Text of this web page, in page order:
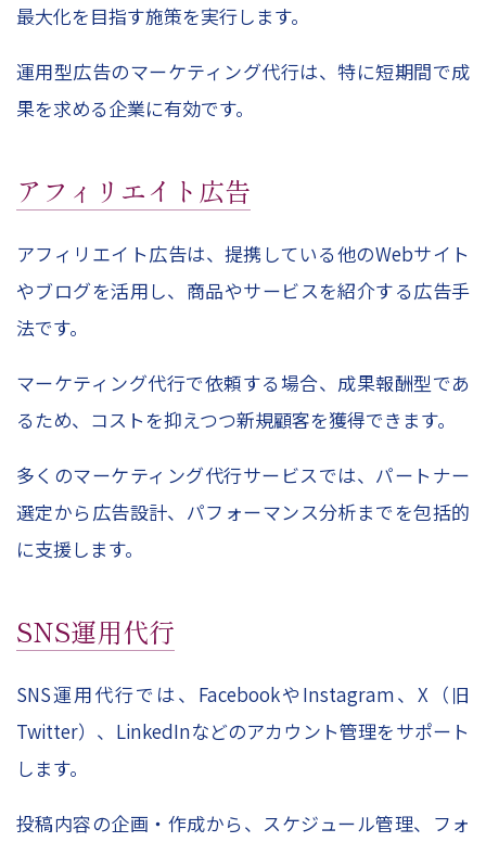
最大化を目指す施策を実行します。
運用型広告のマーケティング代行は、特に短期間で成
果を求める企業に有効です。
アフィリエイト広告
アフィリエイト広告は、提携している他のWebサイト
やブログを活用し、商品やサービスを紹介する広告手
法です。
マーケティング代行で依頼する場合、成果報酬型であ
るため、コストを抑えつつ新規顧客を獲得できます。
多くのマーケティング代行サービスでは、パートナー
選定から広告設計、パフォーマンス分析までを包括的
に支援します。
SNS運用代行
SNS運用代行では、 FacebookやInstagram、 X （旧
Twitter）、 LinkedInなどのアカウント管理をサポート
します。
投稿内容の企画・作成から、スケジュール管理、フォ